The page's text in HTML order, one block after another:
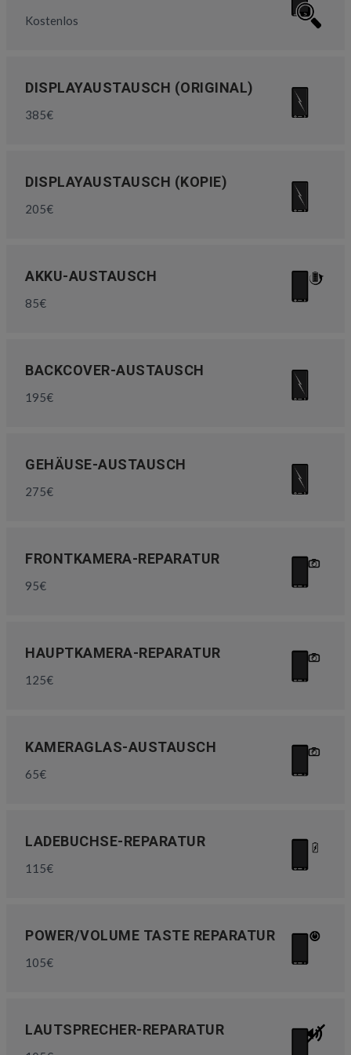
Kostenlos
DISPLAYAUSTAUSCH (ORIGINAL)
385€
DISPLAYAUSTAUSCH (KOPIE)
205€
AKKU-AUSTAUSCH
85€
BACKCOVER-AUSTAUSCH
195€
GEHÄUSE-AUSTAUSCH
275€
FRONTKAMERA-REPARATUR
95€
HAUPTKAMERA-REPARATUR
125€
KAMERAGLAS-AUSTAUSCH
65€
LADEBUCHSE-REPARATUR
115€
POWER/VOLUME TASTE REPARATUR
105€
LAUTSPRECHER-REPARATUR